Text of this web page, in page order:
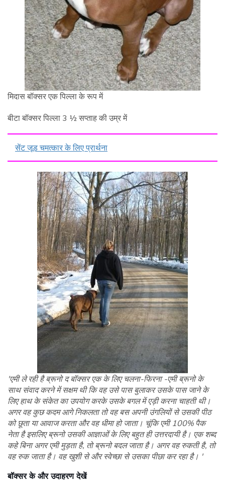
मिदास बॉक्सर एक पिल्ला के रूप में
बीटा बॉक्सर पिल्ला 3 ½ सप्ताह की उम्र में
सेंट जूड चमत्कार के लिए प्रार्थना
'एमी ले रही है ब्रूनो द बॉक्सर एक के लिए चलना-फिरना -एमी ब्रूनो के
साथ संवाद करने में सक्षम थी कि वह उसे पास बुलाकर उसके पास जाने के
लिए हाथ के संकेत का उपयोग करके उसके बगल में एड़ी करना चाहती थी।
अगर वह कुछ कदम आगे निकलता तो वह बस अपनी उंगलियों से उसकी पीठ
को छूता या आवाज करता और वह धीमा हो जाता। चूंकि एमी 100% पैक
नेता है इसलिए ब्रूनो उसकी आज्ञाओं के लिए बहुत ही उत्तरदायी है। एक शब्द
कहे बिना अगर एमी मुड़ता है, तो ब्रूनो बदल जाता है। अगर वह रुकती है, तो
वह रुक जाता है। वह खुशी से और स्वेच्छा से उसका पीछा कर रहा है। '
बॉक्सर के और उदाहरण देखें